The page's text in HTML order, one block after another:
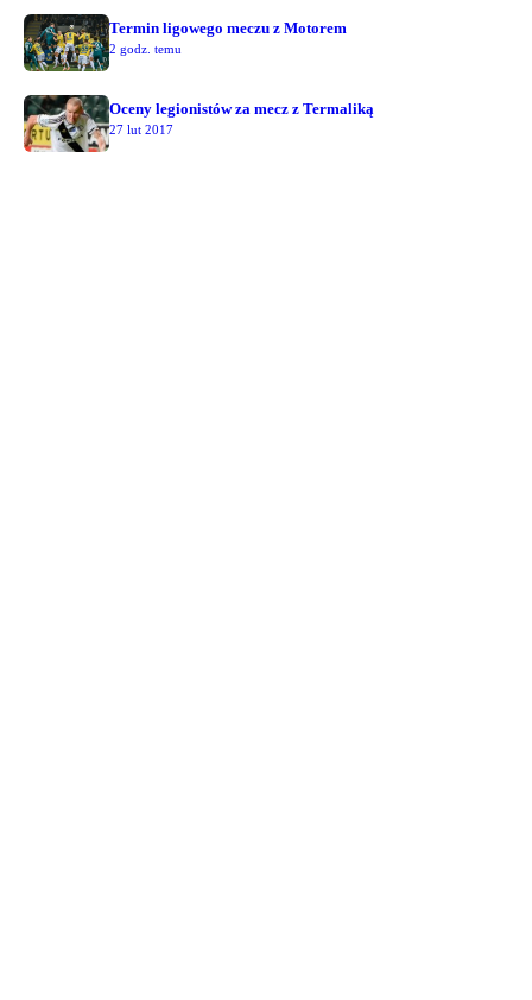
Termin ligowego meczu z Motorem
2 godz. temu
Oceny legionistów za mecz z Termaliką
27 lut 2017